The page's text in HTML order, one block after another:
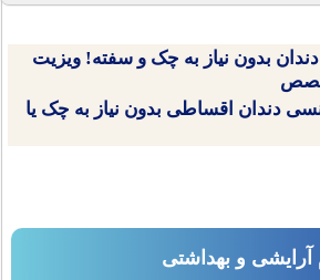
بدون نیاز به چک و سفته! ویزیت
دندان اقساطی بدون نیاز به چک یا
آرایشی و بهداشتی